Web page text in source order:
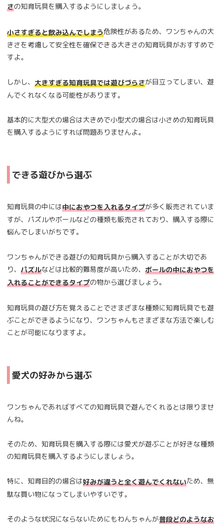
さの知育玩具を購入するようにしましょう。
小さすぎると飲み込んでしまう危険性があるため、ワンちゃんの大
きさを考慮して安全性を確保できる大きさの知育玩具がおすすめで
すよ。
しかし、 大きすぎる知育玩具では遊びづらさが目立ってしまい、遊
んでくれなくなる可能性があります。
基本的に大型犬の場合は大きめで小型犬の場合は小さめの知育玩具
を購入するようにすれば問題ありませんよ。
できる遊びから選ぶ
知育玩具の中には中におやつを入れるタイプが多く販売されていま
すが、パズルやボールなどの種類も販売されており、購入する際に
悩んでしまいがちです。
ワンちゃんができる遊びの知育玩具から購入することが大切であ
り、 パズルなどは比較的難易度が高いため、 ボールの中におやつを
入れることができるタイプの物から選びましょう。
知育玩具の遊び方を覚えることでさまざまな種類に知育玩具でも遊
ぶことができるようになり、ワンちゃんもさまざまな方法で楽しむ
ことが可能になりますよ。
愛犬の好みから選ぶ
ワンちゃんであればすべての知育玩具で遊んでくれるとは限りませ
んね。
そのため、知育玩具を購入する際には愛犬が遊ぶことが好きな種類
の知育玩具を購入するようにしましょう。
特に、知育目的の場合は好みが違うと全く遊んでくれないため、無
駄な買い物になってしまいやすいです。
そのような状況にならないためにもわんちゃんが普段どのようなお